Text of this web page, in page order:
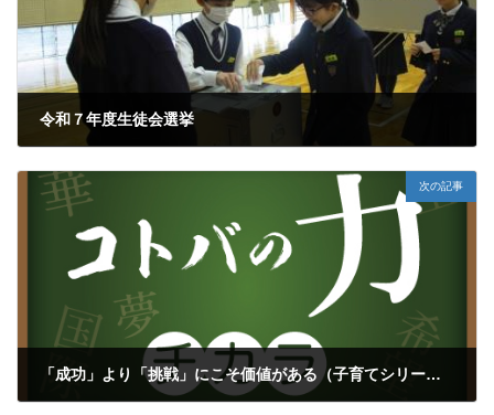
令和７年度生徒会選挙
次の記事
「成功」より「挑戦」にこそ価値がある（子育てシリーズ再）